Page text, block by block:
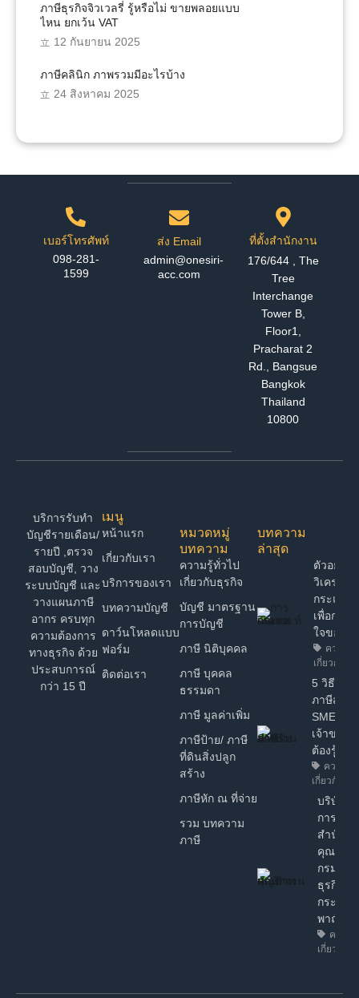
ภาษีธุรกิจจิวเวลรี่ รู้หรือไม่ ขายพลอยแบบ
ไหน ยกเว้น VAT
12 กันยายน 2025
ภาษีคลินิก ภาพรวมมีอะไรบ้าง
24 สิงหาคม 2025
เบอร์โทรศัพท์
098-281-
1599
ส่ง Email
admin@onesiri-
acc.com
ที่ตั้งสำนักงาน
176/644 , The
Tree
Interchange
Tower B,
Floor1,
Pracharat 2
Rd., Bangsue
Bangkok
Thailand
10800
บริการรับทำ
บัญชีรายเดือน/
รายปี ,ตรวจ
สอบบัญชี, วาง
ระบบบัญชี และ
วางแผนภาษี
อากร ครบทุก
ความต้องการ
ทางธุรกิจ ด้วย
ประสบการณ์
กว่า 15 ปี
เมนู
หน้าแรก
เกี่ยวกับเรา
บริการของเรา
บทความบัญชี
ดาว์นโหลดแบบ
ฟอร์ม
ติดต่อเรา
หมวดหมู่
บทความ
ความรู้ทั่วไป
เกี่ยวกับธุรกิจ
บัญชี มาตรฐาน
การบัญชี
ภาษี นิติบุคคล
ภาษี บุคคล
ธรรมดา
ภาษี มูลค่าเพิ่ม
ภาษีป้าย/ ภาษี
ที่ดินสิ่งปลูก
สร้าง
ภาษีหัก ณ ที่จ่าย
รวม บทความ
ภาษี
บทความ
ล่าสุด
ตัวอย่าง
วิเคราะห์
กระแสเ
เพื่อการ
ใจของ
ความรู้
เกี่ยวกับธุร
5 วิธี วา
ภาษีสำห
SME ง่า
เจ้าของธุ
ต้องรู้!
ความรู้
เกี่ยวกับธุร
บริษัทฯ
การรับร
สำนักง
คุณภาพ
กรมพัฒ
ธุรกิจก
กระทรว
พาณิชย์
ความ
เกี่ยวกับธุ